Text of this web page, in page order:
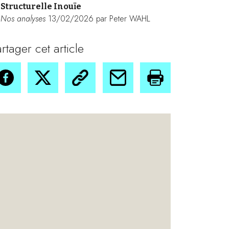
Structurelle Inouïe
Nos analyses 13/02/2026 par Peter WAHL
cet article